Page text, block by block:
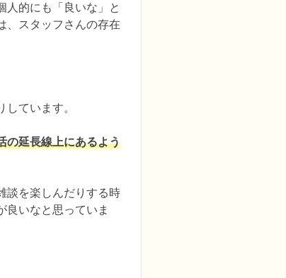
人的にも「良いな」と
、スタッフさんの存在
ています。
の延長線上にあるよう
談を楽しんだりする時
良いなと思っていま